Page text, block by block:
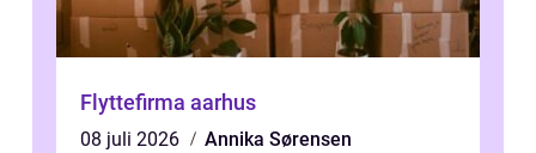
Flyttefirma aarhus
08 juli 2026
Annika Sørensen